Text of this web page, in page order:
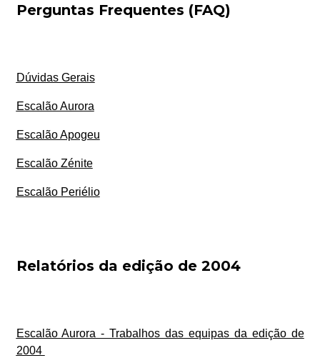
Perguntas Frequentes (FAQ)
Dúvidas Gerais
Escalão Aurora
Escalão Apogeu
Escalão Zénite
Escalão Periélio
Relatórios da edição de 2004
Escalão Aurora - Trabalhos das equipas da edição de
2004